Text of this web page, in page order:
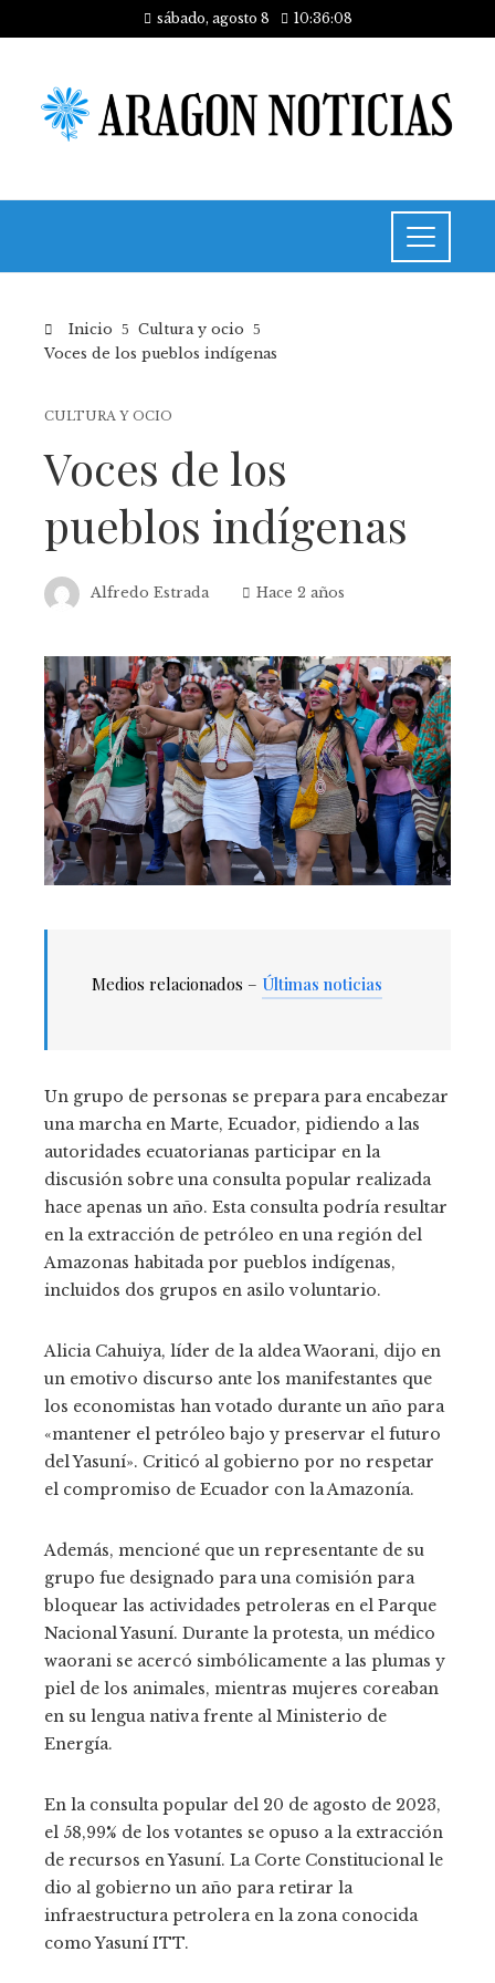
sábado, agosto 8 10:36:08
Inicio
Cultura y ocio
Voces de los pueblos indígenas
CULTURA Y OCIO
Voces de los
pueblos indígenas
Alfredo Estrada Hace 2 años
Medios relacionados – Últimas noticias
Un grupo de personas se prepara para encabezar
una marcha en Marte, Ecuador, pidiendo a las
autoridades ecuatorianas participar en la
discusión sobre una consulta popular realizada
hace apenas un año. Esta consulta podría resultar
en la extracción de petróleo en una región del
Amazonas habitada por pueblos indígenas,
incluidos dos grupos en asilo voluntario.
Alicia Cahuiya, líder de la aldea Waorani, dijo en
un emotivo discurso ante los manifestantes que
los economistas han votado durante un año para
«mantener el petróleo bajo y preservar el futuro
del Yasuní». Criticó al gobierno por no respetar
el compromiso de Ecuador con la Amazonía.
Además, mencioné que un representante de su
grupo fue designado para una comisión para
bloquear las actividades petroleras en el Parque
Nacional Yasuní. Durante la protesta, un médico
waorani se acercó simbólicamente a las plumas y
piel de los animales, mientras mujeres coreaban
en su lengua nativa frente al Ministerio de
Energía.
En la consulta popular del 20 de agosto de 2023,
el 58,99% de los votantes se opuso a la extracción
de recursos en Yasuní. La Corte Constitucional le
dio al gobierno un año para retirar la
infraestructura petrolera en la zona conocida
como Yasuní ITT.